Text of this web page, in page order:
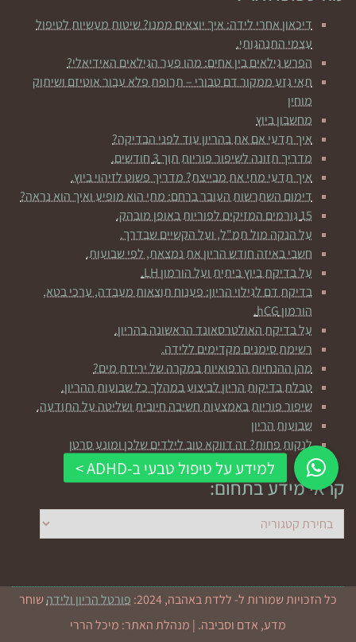
דיכאון אחרי לידה: איך יוצאים ממנו? שיטות מעשיות לטיפול
עצמי התנהגותי.
הפרש גילאים בין אחים: מהו פער הגילאים האידיאלי?
תאי גזע ממקור דם טבורי – תרופת פלא עבור אוטיזם ושיתוק
מוחין
מחשבון ביוץ
איך תדעי אם את בהריון עוד לפני הבדיקה?
מדריך תזונה לשיפור פוריות תוך 3 חודשים.
איך תדעי מתי את מבייצת? מדריך פשוט לזיהוי ביוץ.
דימום השתרשות העובר ברחם: מתי הוא מופיע ואיך הוא נראה?
15 גורמים המזיקים לפוריות באופן מובהק.
על הנקה מול תמ"ל, ועל הקשיים שבדרך.
חשבי באיזה חודש הריון את נמצאת, לפי שבועות.
על בדיקת ביוץ ביתית ועל הורמון LH.
בדיקת דם לגילוי הריון: פענוח תוצאות מעבדה, ערכי בטא,
הורמון hCG.
על בדיקת האולטרסאונד הראשונה בהריון.
רשימת סימנים מקדימים ללידה.
מהן ההנחיות הרפואיות במקרה של ירידת מים?
טבלת בדיקות הריון לביצוע במהלך כל שבועות ההריון.
שיפור פוריות באמצעות חשיבה חיובית ושליטה על התודעה.
שבועות הריון
לנקות פחות? זה דווקא טוב לילדים שלכן ומונע סרטן
קראי מידע בתחום:
קראי
מידע
כל הזכויות שמורות ל- ללדת באהבה, 2024: פורטל הריון ולידהשוחר
מדע, אדם וסביבה. | מנהלת האתר: מיכל הררי